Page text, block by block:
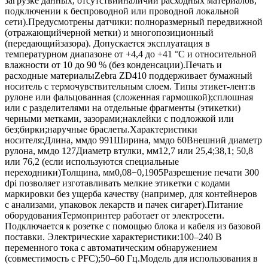
подключении к беспроводной или проводной локальной
сети).Предусмотрены датчики: полноразмерный передвижной
(отражающийчерной метки) и многопозиционный
(передающийзазора). Допускается эксплуатация в
температурном диапазоне от +4,4 до +41 °C и относительной
влажности от 10 до 90 % (без конденсации).Печать и
расходные материалыZebra ZD410 поддерживает бумажный
носитель с термочувствительным слоем. Типы этикет-лент:в
рулоне или фальцованная (сложенная гармошкой);сплошная
или с разделителями на отдельные фрагменты (этикетки)
черными метками, зазорами;наклейки с подложкой или
без;бирки;наручные браслеты.Характеристики
носителя:Длина, ммдо 991Ширина, ммдо 60Внешний диаметр
рулона, ммдо 127Диаметр втулки, мм12,7 или 25,4;38,1; 50,8
или 76,2 (если используются специальные
переходники)Толщина, мм0,08−0,1905Разрешение печати 300
dpi позволяет изготавливать мелкие этикетки с кодами
маркировки без ущерба качеству (например, для контейнеров
с анализами, упаковок лекарств и пачек сигарет).Питание
оборудованияТермопринтер работает от электросети.
Подключается к розетке с помощью блока и кабеля из базовой
поставки. Электрические характеристики:100–240 В
переменного тока с автоматическим обнаружением
(совместимость с PFC);50–60 Гц.Модель для использования в